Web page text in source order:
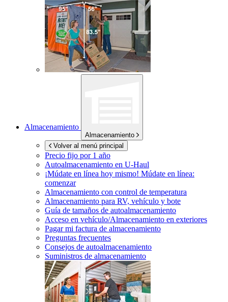
Almacenamiento
Almacenamiento
Volver al menú principal
Precio fijo por 1 año
Autoalmacenamiento en U-Haul
¡Múdate en línea hoy mismo! Múdate en línea:
comenzar
Almacenamiento con control de temperatura
Almacenamiento para RV, vehículo y bote
Guía de tamaños de autoalmacenamiento
Acceso en vehículo/Almacenamiento en exteriores
Pagar mi factura de almacenamiento
Preguntas frecuentes
Consejos de autoalmacenamiento
Suministros de almacenamiento